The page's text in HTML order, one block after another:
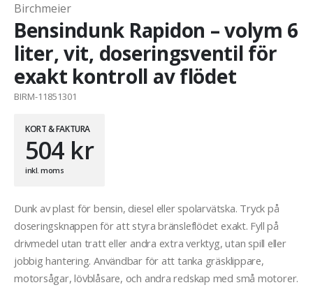
Birchmeier
Bensindunk Rapidon – volym 6
liter, vit, doseringsventil för
exakt kontroll av flödet
BIRM-11851301
KORT & FAKTURA
504 kr
inkl. moms
Dunk av plast för bensin, diesel eller spolarvätska. Tryck på
doseringsknappen för att styra bränsleflödet exakt. Fyll på
drivmedel utan tratt eller andra extra verktyg, utan spill eller
jobbig hantering. Användbar för att tanka gräsklippare,
motorsågar, lövblåsare, och andra redskap med små motorer.